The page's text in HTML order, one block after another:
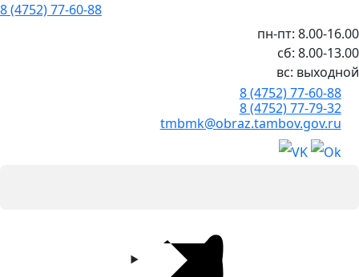
8 (4752) 77-60-88
пн-пт: 8.00-16.00
сб: 8.00-13.00
вс: выходной
8 (4752) 77-60-88
8 (4752) 77-79-32
tmbmk@obraz.tambov.gov.ru